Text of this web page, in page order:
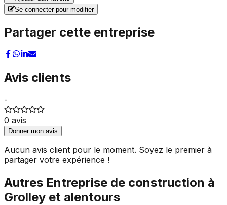
Se connecter pour modifier
Partager cette entreprise
Avis clients
-
0 avis
Donner mon avis
Aucun avis client pour le moment. Soyez le premier à
partager votre expérience !
Autres Entreprise de construction à
Grolley et alentours